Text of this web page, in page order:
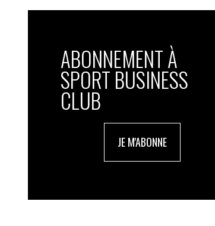
ABONNEMENT À
SPORT BUSINESS
CLUB
JE M'ABONNE